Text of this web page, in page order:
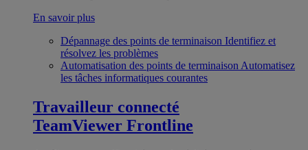
En savoir plus
Dépannage des points de terminaison Identifiez et
résolvez les problèmes
Automatisation des points de terminaison Automatisez
les tâches informatiques courantes
Travailleur connecté
TeamViewer Frontline